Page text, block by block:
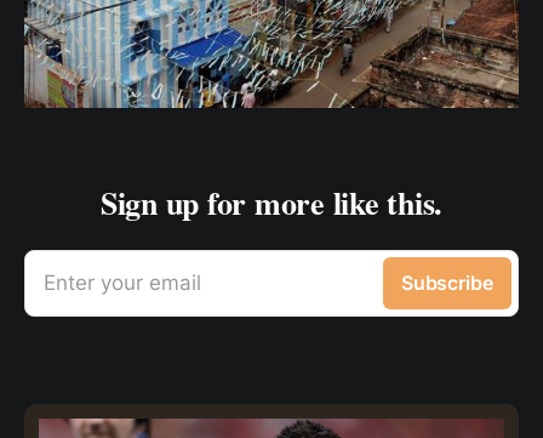
Sign up for more like this.
Enter your email Subscribe